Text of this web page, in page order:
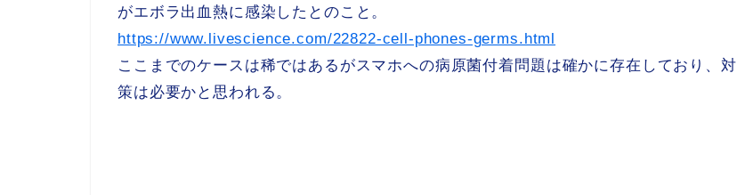
がエボラ出血熱に感染したとのこと。
https://www.livescience.com/22822-cell-phones-germs.html
ここまでのケースは稀ではあるがスマホへの病原菌付着問題は確かに存在しており、対
策は必要かと思われる。